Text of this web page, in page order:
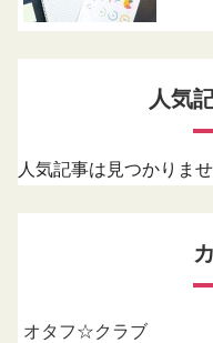
人気
人気記事は見つかりませ
オタフ☆クラブ